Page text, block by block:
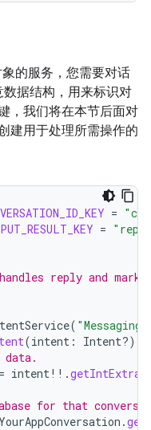
的服务，您需要对话
据结构，用来标识对
，我们将在本节后面对
建用于处理所需操作的
=
=
reply and
(
(intent : Intent?)
= intent!! .getIntExtra
for that
YourAppConversation .